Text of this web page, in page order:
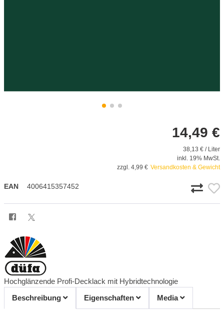
14,49 €
38,13 € / Liter
inkl. 19% MwSt.
zzgl. 4,99 € Versandkosten & Gewicht
EAN 4006415357452
Hochglänzende Profi-Decklack mit Hybridtechnologie
Beschreibung
Eigenschaften Media